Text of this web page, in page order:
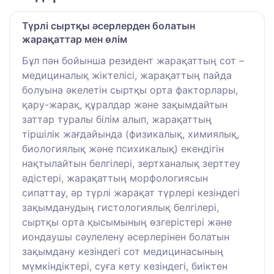
Түрлі сыртқы әсерлерден болатын
жарақаттар мен өлім
Бұл пән бойынша резидент жарақаттың сот –
медициналық жіктелісі, жарақаттың пайда
болуына әкелетін сыртқы орта факторлары,
қару-жарақ, құралдар және зақымдайтын
заттар туралы білім алып, жарақаттың
тіршілік жағдайында (физикалық, химиялық,
биологиялық және психикалық) екендігін
нақтылайтын белгілері, зертханалық зерттеу
әдістері, жарақаттың морфологиясын
сипаттау, әр түрлі жарақат түрлері кезіндегі
зақымданудың гистологиялық белгілері,
сыртқы орта қысымының өзгерістері және
иондаушы сәулелену әсерлерінен болатын
зақымдану кезіндегі сот медицинасының
мүмкіндіктері, суға кету кезіндегі, биіктен